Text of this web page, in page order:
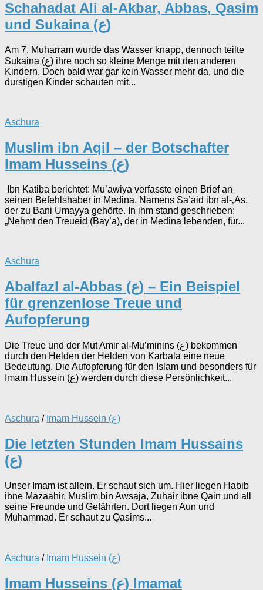
Schahadat Ali al-Akbar, Abbas, Qasim
und Sukaina (ع)
Am 7. Muharram wurde das Wasser knapp, dennoch teilte
Sukaina (ع) ihre noch so kleine Menge mit den anderen
Kindern. Doch bald war gar kein Wasser mehr da, und die
durstigen Kinder schauten mit...
Aschura
Muslim ibn Aqil – der Botschafter
Imam Husseins (ع)
Ibn Katiba berichtet: Mu’awiya verfasste einen Brief an
seinen Befehlshaber in Medina, Namens Sa’aid ibn al-‚As,
der zu Bani Umayya gehörte. In ihm stand geschrieben:
„Nehmt den Treueid (Bay’a), der in Medina lebenden, für...
Aschura
Abalfazl al-Abbas (ع) – Ein Beispiel
für grenzenlose Treue und
Aufopferung
Die Treue und der Mut Amir al-Mu’minins (ع) bekommen
durch den Helden der Helden von Karbala eine neue
Bedeutung. Die Aufopferung für den Islam und besonders für
Imam Hussein (ع) werden durch diese Persönlichkeit...
Aschura / Imam Hussein (ع)
Die letzten Stunden Imam Hussains
(ع)
Unser Imam ist allein. Er schaut sich um. Hier liegen Habib
ibne Mazaahir, Muslim bin Awsaja, Zuhair ibne Qain und all
seine Freunde und Gefährten. Dort liegen Aun und
Muhammad. Er schaut zu Qasims...
Aschura / Imam Hussein (ع)
Imam Husseins (ع) Imamat